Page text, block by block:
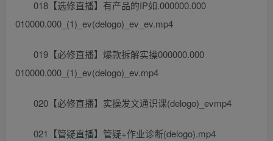
018【选修直播】有产品的IP如.000000.000
010000.000_(1)_ev(delogo)_ev_ev.mp4
019【必修直播】爆款拆解实操000000.000
010000.000_(1)_ev(delogo)_ev.mp4
020【必修直播】实操发文通识课(delogo)_evmp4
021【管疑直播】管疑+作业诊断(delogo).mp4